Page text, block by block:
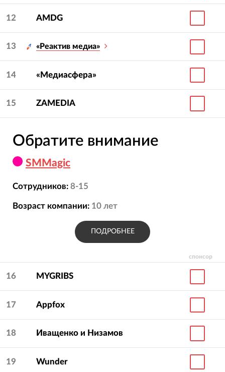
12 AMDG
13 «Реактив медиа»
14 «Медиасфера»
15 ZAMEDIA
спонсор
Обратите внимание
SMMagic
Сотрудников: 8-15
Возраст компании: 10 лет
ПОДРОБНЕЕ
16 MYGRIBS
17 Appfox
18 Иващенко и Низамов
19 Wunder